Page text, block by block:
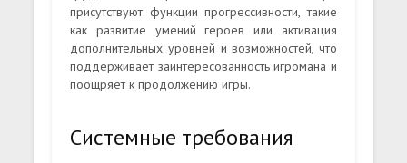
присутствуют функции прогрессивности, такие
как развитие умений героев или активация
дополнительных уровней и возможностей, что
поддерживает заинтересованность игромана и
поощряет к продолжению игры.
Системные требования